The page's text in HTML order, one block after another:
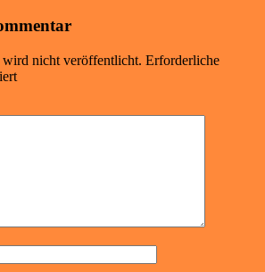
nicht veröffentlicht. Erforderliche